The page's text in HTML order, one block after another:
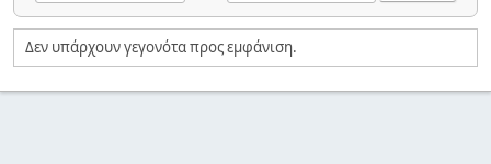
Δεν υπάρχουν γεγονότα προς εμφάνιση.